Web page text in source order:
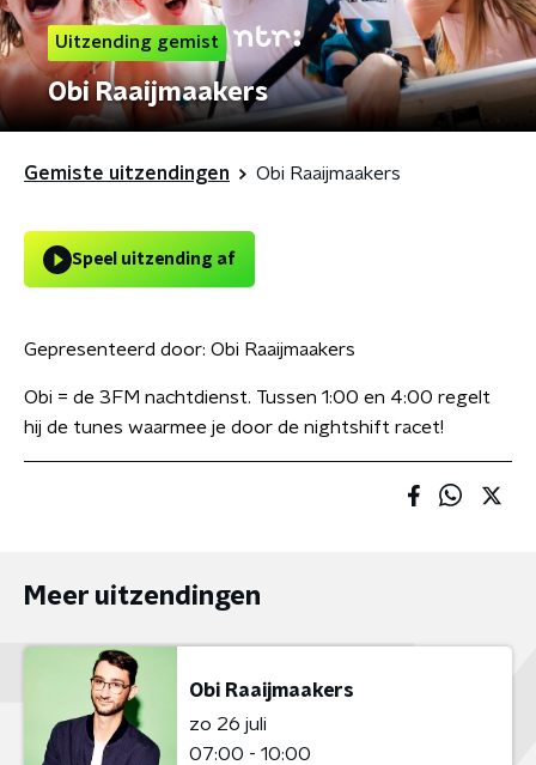
Uitzending gemist
Obi Raaijmaakers
Gemiste uitzendingen Obi Raaijmaakers
Speel uitzending af
Gepresenteerd door: Obi Raaijmaakers
Obi = de 3FM nachtdienst. Tussen 1:00 en 4:00 regelt
hij de tunes waarmee je door de nightshift racet!
Meer uitzendingen
Obi Raaijmaakers
zo 26 juli
07:00 - 10:00